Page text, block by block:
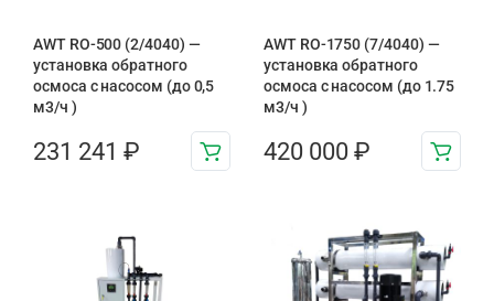
AWT RO-500 (2/4040) —
установка обратного
осмоса с насосом (до 0,5
м3/ч )
231 241 ₽
AWT RO-1750 (7/4040) —
установка обратного
осмоса с насосом (до 1.75
м3/ч )
420 000 ₽